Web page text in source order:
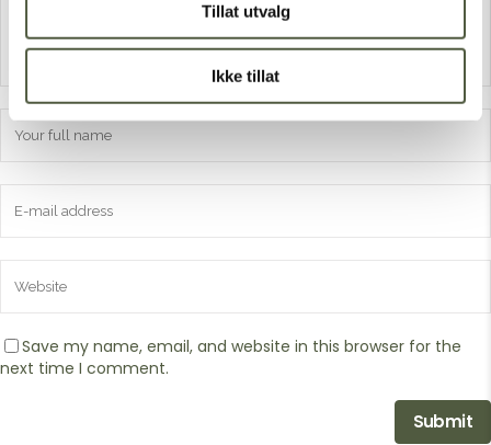
Tillat utvalg
Ikke tillat
Save my name, email, and website in this browser for the
next time I comment.